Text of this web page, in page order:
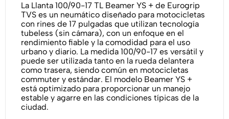
La Llanta 100/90-17 TL Beamer YS + de Eurogrip
TVS es un neumático diseñado para motocicletas
con rines de 17 pulgadas que utilizan tecnología
tubeless (sin cámara), con un enfoque en el
rendimiento fiable y la comodidad para el uso
urbano y diario. La medida 100/90-17 es versátil y
puede ser utilizada tanto en la rueda delantera
como trasera, siendo común en motocicletas
commuter y estándar. El modelo Beamer YS +
está optimizado para proporcionar un manejo
estable y agarre en las condiciones típicas de la
ciudad.